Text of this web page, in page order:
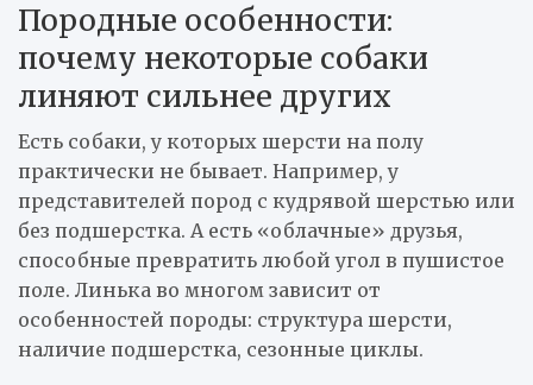
Породные особенности:
почему некоторые собаки
линяют сильнее других
Есть собаки, у которых шерсти на полу
практически не бывает. Например, у
представителей пород с кудрявой шерстью или
без подшерстка. А есть «облачные» друзья,
способные превратить любой угол в пушистое
поле. Линька во многом зависит от
особенностей породы: структура шерсти,
наличие подшерстка, сезонные циклы.